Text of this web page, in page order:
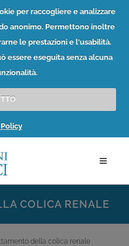
per raccogliere e analizzare
anonimo. Permettono inoltre
le prestazioni e l'usabilità.
essere eseguita senza alcuna
COLICA RENALE
della colica renale